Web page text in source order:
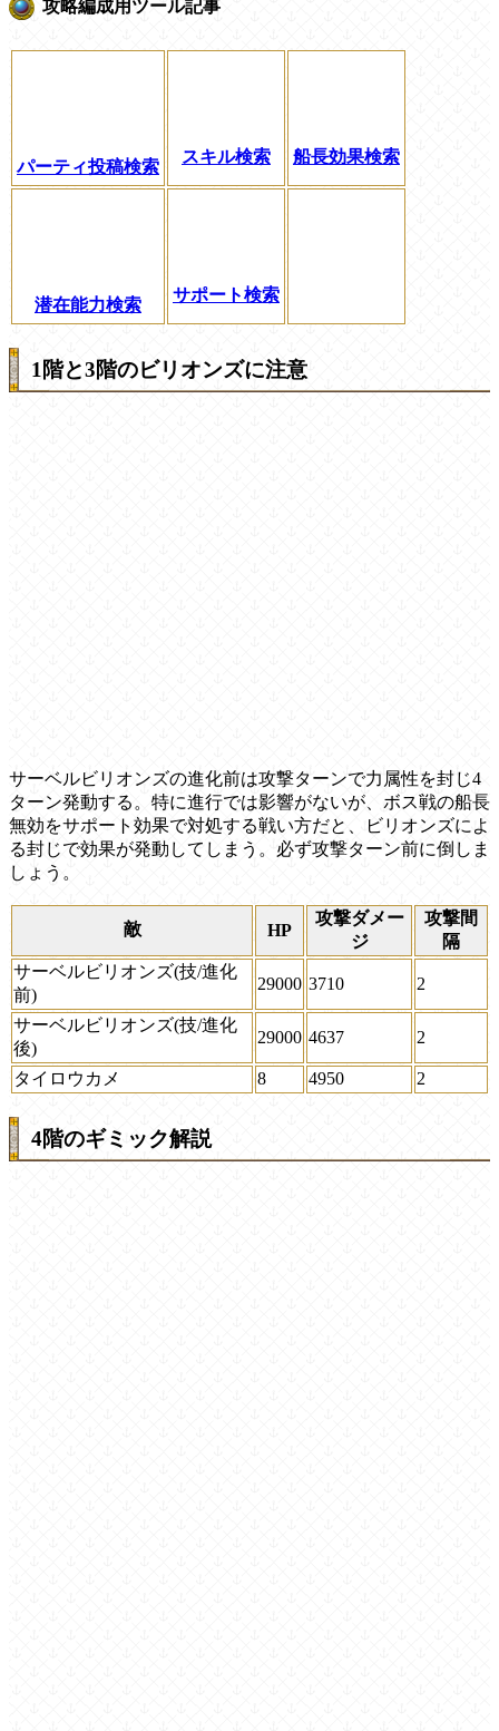
攻略編成用ツール記事
パーティ投稿検索
スキル検索 船長効果検索
潜在能力検索
サポート検索
1階と3階のビリオンズに注意
サーベルビリオンズの進化前は攻撃ターンで力属性を封じ4
ターン発動する。特に進行では影響がないが、ボス戦の船長
無効をサポート効果で対処する戦い方だと、ビリオンズによ
る封じで効果が発動してしまう。必ず攻撃ターン前に倒しま
しょう。
敵 HP
攻撃ダメー
ジ
攻撃間
隔
サーベルビリオンズ(技/進化
前)
29000 3710 2
サーベルビリオンズ(技/進化
後)
29000 4637 2
タイロウカメ 8 4950 2
4階のギミック解説